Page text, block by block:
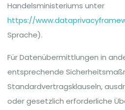
Handelsministeriums unter
https://
Sprache).
Für Datenübermittlungen in
entsprechende
Standardvertragsklauseln,
oder gesetzlich erforderliche